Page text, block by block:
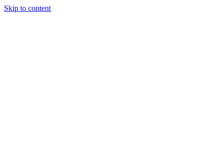
Skip to content